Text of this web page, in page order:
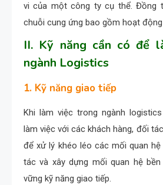
vi của một công ty cụ thể. Đồng
chuỗi cung ứng bao gồm hoạt
II. Kỹ năng cần có để
ngành Logistics
1. Kỹ năng giao tiếp
Khi làm việc trong ngành
làm việc với các khách hàng, đối
để xử lý khéo léo các mối quan
tác và xây dựng mối quan hệ
vững kỹ năng giao tiếp.